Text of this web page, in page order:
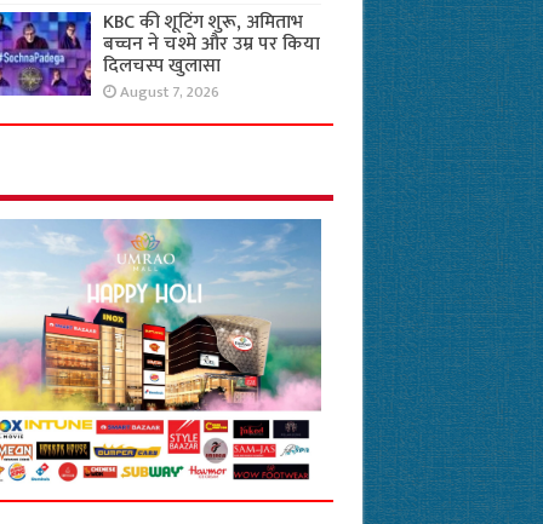
KBC की शूटिंग शुरू, अमिताभ
बच्चन ने चश्मे और उम्र पर किया
दिलचस्प खुलासा
August 7, 2026